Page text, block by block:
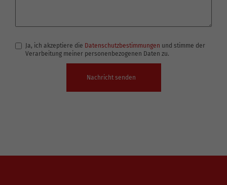
Ja, ich akzeptiere die Datenschutzbestimmungen und stimme der
Verarbeitung meiner personenbezogenen Daten zu.